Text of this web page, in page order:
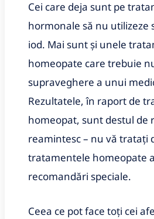
Cei care deja sunt pe
hormonale să nu utilizeze
iod. Mai sunt și unele
homeopate care trebuie
supraveghere a unui
Rezultatele, în raport de
homeopat, sunt destul de
reamintesc – nu vă tratați
tratamentele homeopate
recomandări speciale.
Ceea ce pot face toți cei